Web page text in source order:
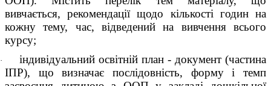
вивчається, рекомендації щодо кількості годин на
кожну тему, час, відведений на вивчення всього
курсу;
·
індивідуальний освітній план - документ (частина
ІПP), що визначає послідовність, форму і темп